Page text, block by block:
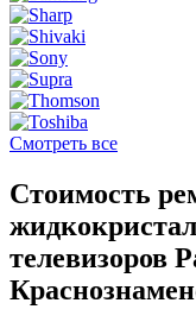
Смотреть все
Стоимость
телевизоров